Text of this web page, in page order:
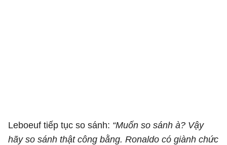
Leboeuf tiếp tục so sánh: “Muốn so sánh à? Vậy
hãy so sánh thật công bằng. Ronaldo có giành chức